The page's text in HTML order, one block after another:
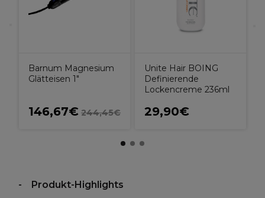
Barnum Magnesium
Glätteisen 1"
146,67€ 244,45€
Unite Hair BOING
Definierende
Lockencreme 236ml
29,90€
Produkt-Highlights